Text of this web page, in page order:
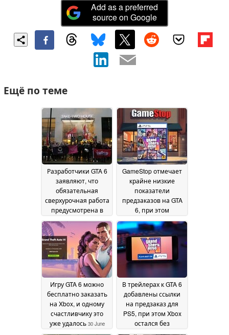
Add as a preferred
source on Google
Ещё по теме
Разработчики GTA 6
заявляют, что
обязательная
сверхурочная работа
предусмотрена в
контрактах с Rockstar
06 July 2026
GameStop отмечает
крайне низкие
показатели
предзаказов на GTA
6, при этом
покупатели отдают
предпочтение
версии Ultimate
Edition без диска
June 2026
Игру GTA 6 можно
бесплатно заказать
на Xbox, и одному
счастливчику это
уже удалось 30 June
2026
В трейлерах к GTA 6
добавлены ссылки
на предзаказ для
PS5, при этом Xbox
остался без
внимания, а Microsoft